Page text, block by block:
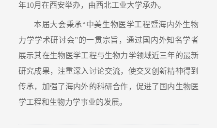
年10月在西安举办，由西北工业大学承办。
本届大会秉承“中美生物医学工程暨海内外生物
力学学术研讨会”的一贯宗旨，通过国内外知名学者
展示其在生物医学工程与生物力学领域近三年的最新
研究成果，注重深入讨论交流，使交叉创新精神得到
传承，加强了海内外的科研合作，促进了国内生物医
学工程和生物力学事业的发展。